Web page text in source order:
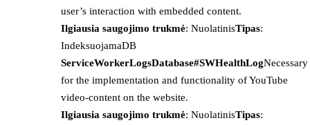
user’s interaction with embedded content.
Ilgiausia saugojimo trukmė: NuolatinisTipas:
IndeksuojamaDB
ServiceWorkerLogsDatabase#SWHealthLogNecessary
for the implementation and functionality of YouTube
video-content on the website.
Ilgiausia saugojimo trukmė: NuolatinisTipas: